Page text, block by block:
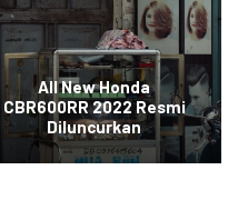
All New Honda
CBR600RR 2022 Resmi
Diluncurkan